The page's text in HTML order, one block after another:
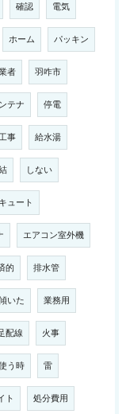
確認 電気
ホーム パッキン
者 羽咋市
テナ 停電
事 給水湯
しない
ュート
エアコン室外機
的 排水管
いた 業務用
配線 火事
う時 雷
ト 処分費用